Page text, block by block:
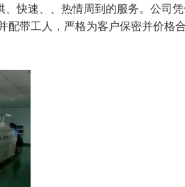
快速、、热情周到的服务。公司
带工人，严格为客户保密并价格